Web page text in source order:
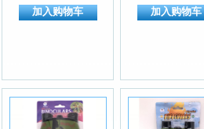
加入购物车 加入购物车